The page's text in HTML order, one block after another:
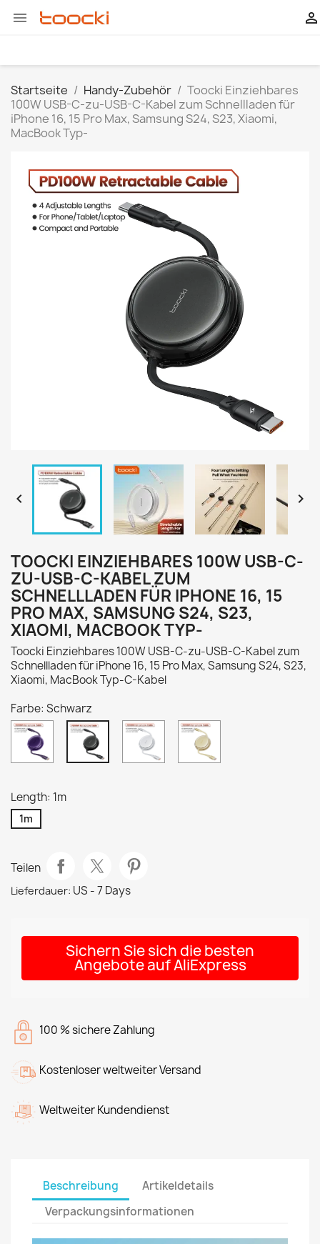
 
Startseite Handy-Zubehör
Toocki Einziehbares
100W USB-C-zu-USB-C-Kabel zum Schnellladen für
iPhone 16, 15 Pro Max, Samsung S24, S23, Xiaomi,
MacBook Typ-
 
TOOCKI EINZIEHBARES 100W USB-C-
ZU-USB-C-KABEL ZUM
SCHNELLLADEN FÜR IPHONE 16, 15
PRO MAX, SAMSUNG S24, S23,
XIAOMI, MACBOOK TYP-
Toocki Einziehbares 100W USB-C-zu-USB-C-Kabel zum
Schnellladen für iPhone 16, 15 Pro Max, Samsung S24, S23,
Xiaomi, MacBook Typ-C-Kabel
Farbe: Schwarz
Purple Schwarz Weiß
Length: 1m
1m
Teilen
Lieferdauer: US - 7 Days
Sichern Sie sich die besten
Angebote auf AliExpress
100 % sichere Zahlung
Kostenloser weltweiter Versand
Weltweiter Kundendienst
Beschreibung
Artikeldetails
Verpackungsinformationen